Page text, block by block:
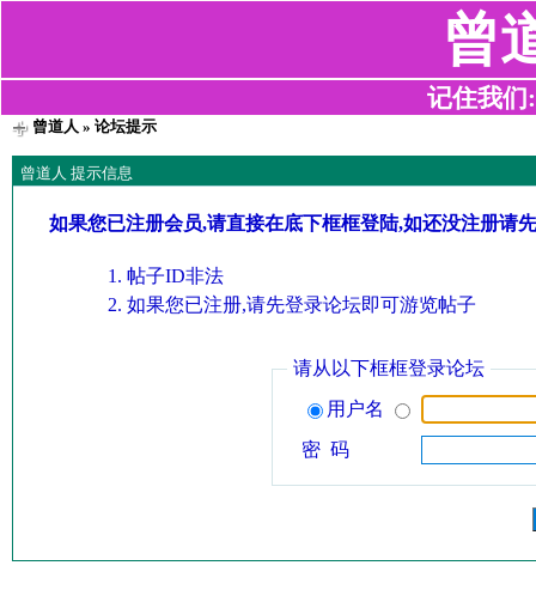
曾
记住我们
曾道人 » 论坛提示
曾道人 提示信息
如果您已注册会员,请直接在底下框框登陆,如还没注册请
帖子ID非法
如果您已注册,请先登录论坛即可游览帖子
请从以下框框登录论坛
用户名
密 码